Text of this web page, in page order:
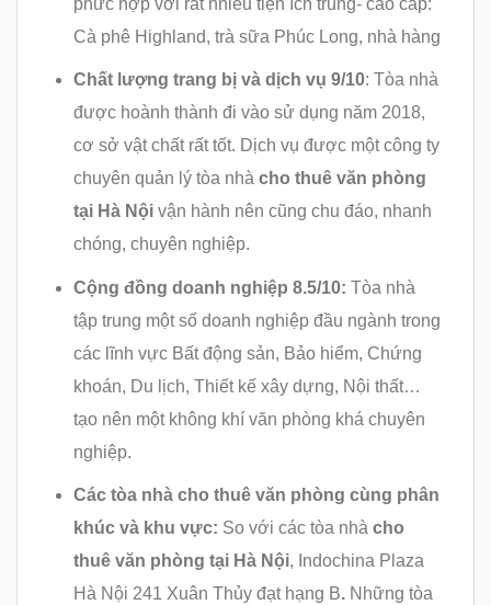
Cà phê Highland, trà sữa Phúc Long, nhà hàng
Chất lượng trang bị và dịch vụ 9/10: Tòa nhà
được hoành thành đi vào sử dụng năm 2018,
cơ sở vật chất rất tốt. Dịch vụ được một công ty
chuyên quản lý tòa nhà cho thuê văn phòng
tại Hà Nộivận hành nên cũng chu đáo, nhanh
chóng, chuyên nghiệp.
Cộng đồng doanh nghiệp 8.5/10: Tòa nhà
tập trung một số doanh nghiệp đầu ngành trong
các lĩnh vực Bất động sản, Bảo hiểm, Chứng
khoán, Du lịch, Thiết kế xây dựng, Nội thất…
tạo nên một không khí văn phòng khá chuyên
nghiệp.
Các tòa nhà cho thuê văn phòng cùng phân
khúc và khu vực: So với các tòa nhà cho
thuê văn phòng tại Hà Nội, Indochina Plaza
Hà Nội 241 Xuân Thủy đạt hạng B. Những tòa